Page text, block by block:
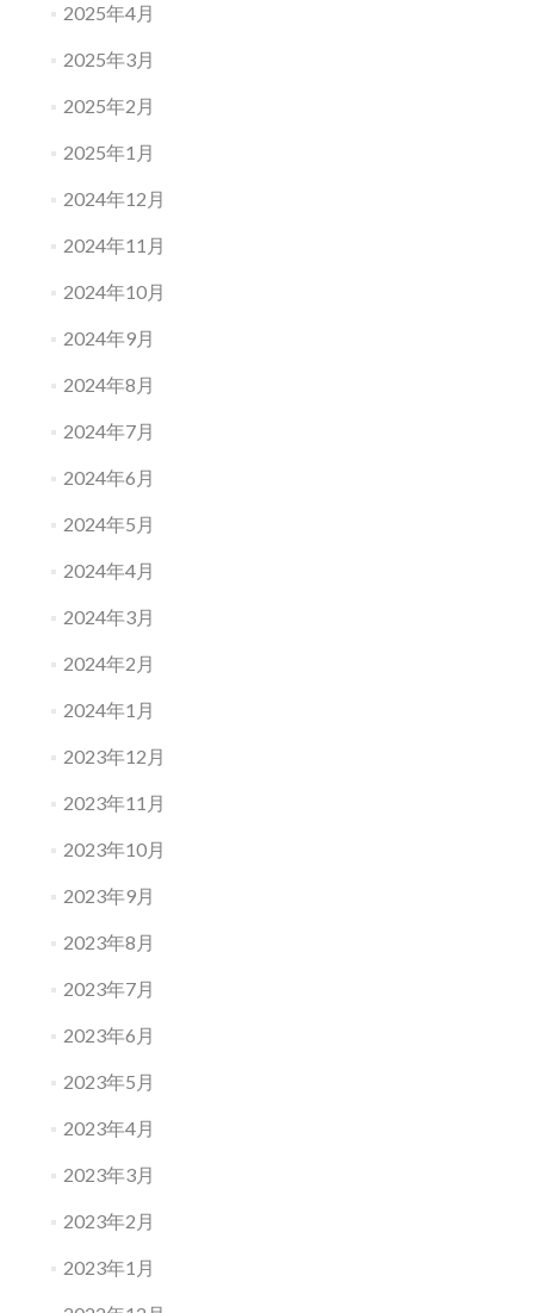
2025年4月
2025年3月
2025年2月
2025年1月
2024年12月
2024年11月
2024年10月
2024年9月
2024年8月
2024年7月
2024年6月
2024年5月
2024年4月
2024年3月
2024年2月
2024年1月
2023年12月
2023年11月
2023年10月
2023年9月
2023年8月
2023年7月
2023年6月
2023年5月
2023年4月
2023年3月
2023年2月
2023年1月